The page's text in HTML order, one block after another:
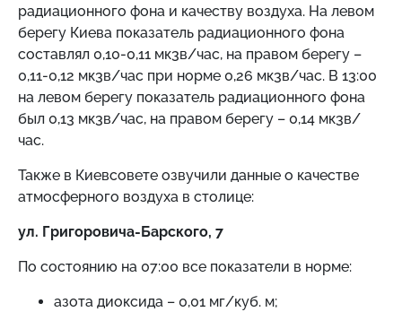
радиационного фона и качеству воздуха. На левом
берегу Киева показатель радиационного фона
составлял 0,10-0,11 мк3в/час, на правом берегу –
0,11-0,12 мк3в/час при норме 0,26 мк3в/час. В 13:00
на левом берегу показатель радиационного фона
был 0,13 мк3в/час, на правом берегу – 0,14 мк3в/
час.
Также в Киевсовете озвучили данные о качестве
атмосферного воздуха в столице:
ул. Григоровича-Барского, 7
По состоянию на 07:00 все показатели в норме:
азота диоксида – 0,01 мг/куб. м;